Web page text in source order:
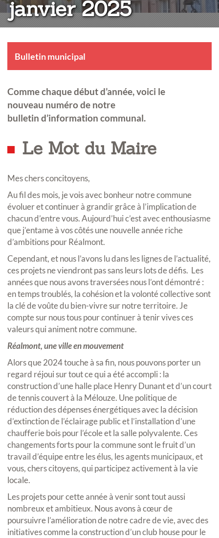
janvier 2025
Bulletin municipal
Comme chaque début d’année, voici le
nouveau numéro de notre
bulletin d’information communal.
Le Mot du Maire
Mes chers concitoyens,
Au fil des mois, je vois avec bonheur notre commune
évoluer et continuer à grandir grâce à l’implication de
chacun d’entre vous. Aujourd’hui c’est avec enthousiasme
que j’entame à vos côtés une nouvelle année riche
d’ambitions pour Réalmont.
Cependant, et nous l’avons lu dans les lignes de l’actualité,
ces projets ne viendront pas sans leurs lots de défis. Les
années que nous avons traversées nous l’ont démontré :
en temps troublés, la cohésion et la volonté collective sont
la clé de voûte du bien-vivre sur notre territoire. Je
compte sur nous tous pour continuer à tenir vives ces
valeurs qui animent notre commune.
Réalmont, une ville en mouvement
Alors que 2024 touche à sa fin, nous pouvons porter un
regard réjoui sur tout ce qui a été accompli : la
construction d’une halle place Henry Dunant et d’un court
de tennis couvert à la Mélouze. Une politique de
réduction des dépenses énergétiques avec la décision
d’extinction de l’éclairage public et l’installation d’une
chaufferie bois pour l’école et la salle polyvalente. Ces
changements forts pour la commune sont le fruit d’un
travail d’équipe entre les élus, les agents municipaux, et
vous, chers citoyens, qui participez activement à la vie
locale.
Les projets pour cette année à venir sont tout aussi
nombreux et ambitieux. Nous avons à cœur de
poursuivre l’amélioration de notre cadre de vie, avec des
initiatives comme la construction d’un club house pour le